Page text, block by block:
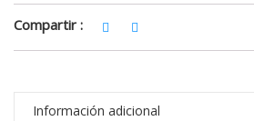
Compartir :
Información adicional